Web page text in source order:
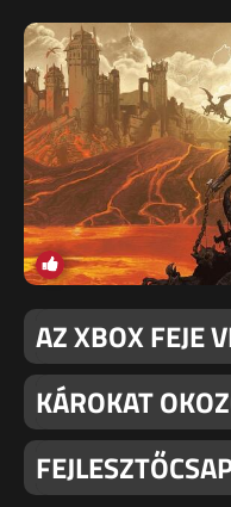
AZ XBOX FEJE
KÁROKAT